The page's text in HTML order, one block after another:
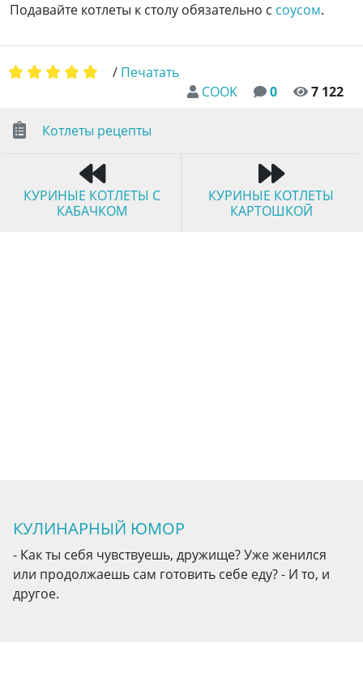
Подавайте котлеты к столу обязательно с соусом.
COOK 0 7 122
/ Печатать
Котлеты рецепты
КУРИНЫЕ КОТЛЕТЫ С
КАБАЧКОМ
КУРИНЫЕ КОТЛЕТЫ
КАРТОШКОЙ
КУЛИНАРНЫЙ ЮМОР
- Как ты себя чувствуешь, дружище? Уже женился
или продолжаешь сам готовить себе еду? - И то, и
другое.